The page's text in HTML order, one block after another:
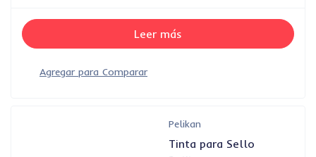
Leer más
Pelikan
Tinta para Sello